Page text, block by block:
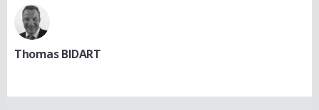
Thomas BIDART